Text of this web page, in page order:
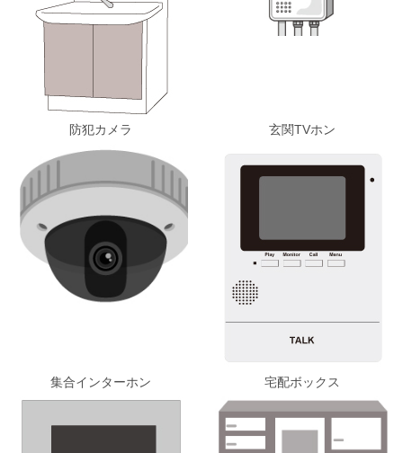
防犯カメラ 玄関TVホン
集合インターホン 宅配ボックス